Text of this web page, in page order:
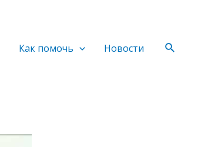
Как помочь Новости Поиск